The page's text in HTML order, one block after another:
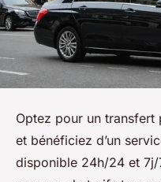
Optez pour un transfert
et bénéficiez d’un
disponible 24h/24 et 7j/